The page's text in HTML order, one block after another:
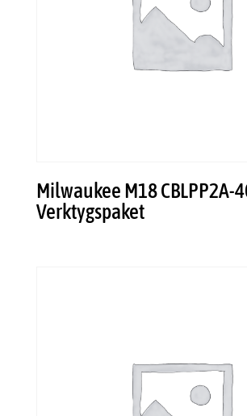
Milwaukee M18 CBLPP2A-
Verktygspaket